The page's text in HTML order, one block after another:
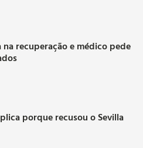
recuperação e médico pede
porque recusou o Sevilla